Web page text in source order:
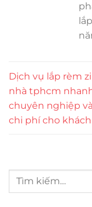
Dịch vụ lắp rèm
nhà tphcm
chuyên nghiệp
chi phí cho